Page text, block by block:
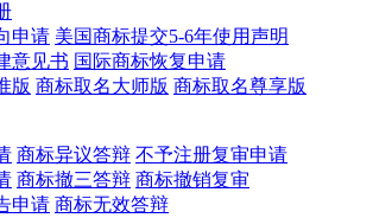
申请 美国商标提交5-6年使用声明
意见书 国际商标恢复申请
版 商标取名大师版 商标取名尊享版
商标异议答辩 不予注册复审申请
商标撤三答辩 商标撤销复审
申请 商标无效答辩